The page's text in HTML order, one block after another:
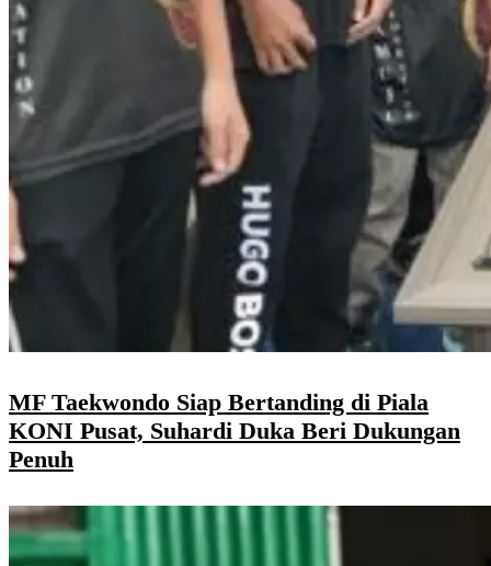
MF Taekwondo Siap Bertanding di Piala
KONI Pusat, Suhardi Duka Beri Dukungan
Penuh